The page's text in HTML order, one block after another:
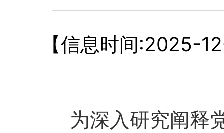
【信息时间:2025-
为深入研究阐释